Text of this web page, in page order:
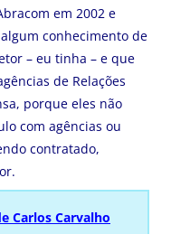
em 2002 e
conhecimento de
– eu tinha – e que
de Relações
porque eles não
com agências ou
contratado,
Carlos Carvalho